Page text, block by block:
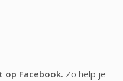
op Facebook. Zo help je